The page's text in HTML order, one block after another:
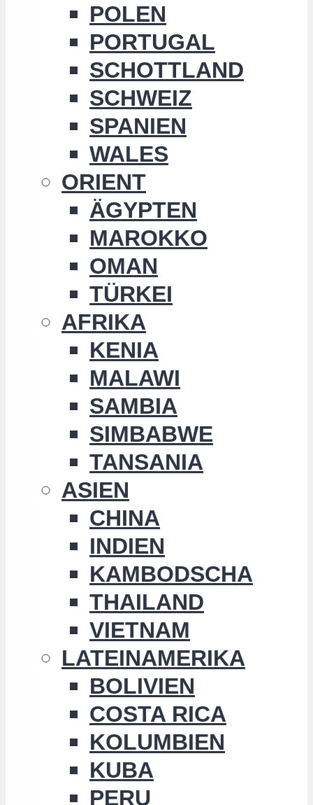
POLEN
PORTUGAL
SCHOTTLAND
SCHWEIZ
SPANIEN
WALES
ORIENT
ÄGYPTEN
MAROKKO
OMAN
TÜRKEI
AFRIKA
KENIA
MALAWI
SAMBIA
SIMBABWE
TANSANIA
ASIEN
CHINA
INDIEN
KAMBODSCHA
THAILAND
VIETNAM
LATEINAMERIKA
BOLIVIEN
COSTA RICA
KOLUMBIEN
KUBA
PERU